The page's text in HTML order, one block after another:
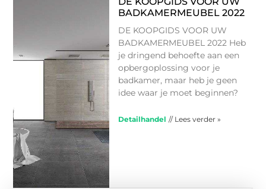
BADKAMERMEUBEL 2022
DE KOOPGIDS VOOR UW
BADKAMERMEUBEL 2022 Heb
je dringend behoefte aan een
opbergoplossing voor je
badkamer, maar heb je geen
idee waar je moet beginnen?
Detailhandel // Lees verder »